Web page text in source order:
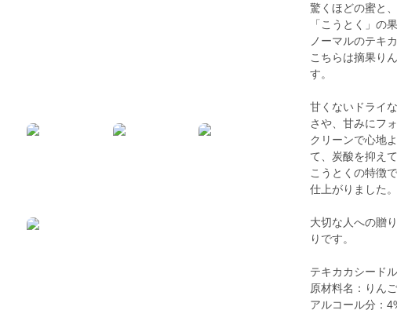
驚くほどの蜜と
「こうとく」の
ノーマルのテキ
こちらは摘果り
す。
甘くないドライ
さや、甘みにフ
クリーンで心地
て、炭酸を抑え
こうとくの特徴
仕上がりました。
大切な人への贈
りです。
テキカカシード
原材料名：りん
アルコール分：